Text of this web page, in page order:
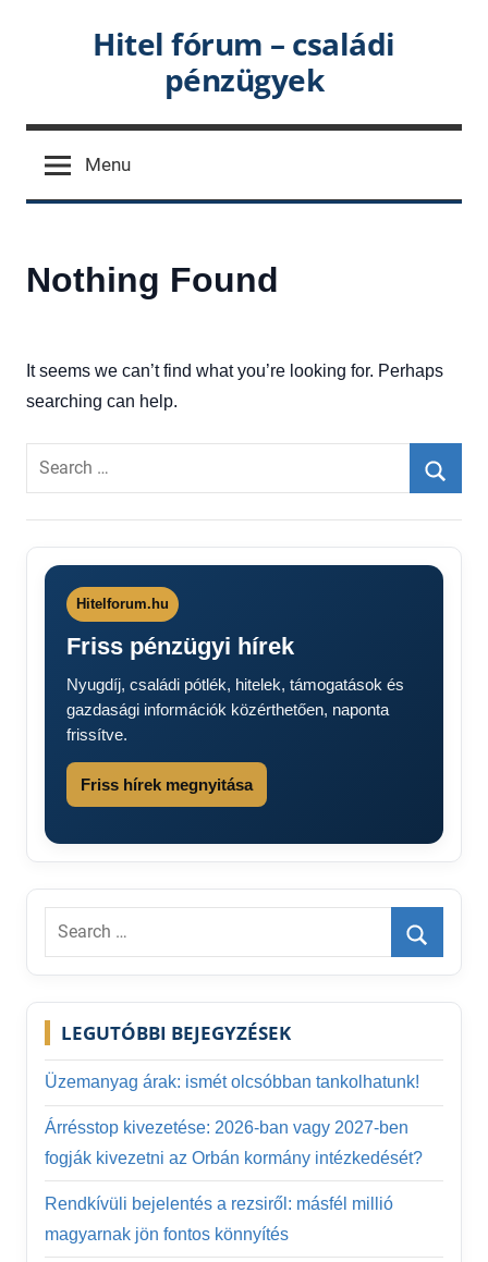
Hitel fórum – családi
pénzügyek
Menu
Nothing Found
It seems we can’t find what you’re looking for. Perhaps
searching can help.
Search
Hitelforum.hu
Friss pénzügyi hírek
Nyugdíj, családi pótlék, hitelek, támogatások és
gazdasági információk közérthetően, naponta
frissítve.
Friss hírek megnyitása
Search
Search
LEGUTÓBBI BEJEGYZÉSEK
Üzemanyag árak: ismét olcsóbban tankolhatunk!
Árrésstop kivezetése: 2026-ban vagy 2027-ben
fogják kivezetni az Orbán kormány intézkedését?
Rendkívüli bejelentés a rezsiről: másfél millió
magyarnak jön fontos könnyítés